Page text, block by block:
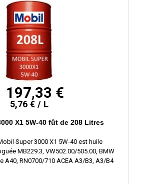
197,33 €
5,76 € / L
X1 5W-40 fût de 208 Litres
Super 3000 X1 5W-40 est huile
MB229.3, VW502.00/505.00, BMW
A40, RN0700/710 ACEA A3/B3, A3/B4